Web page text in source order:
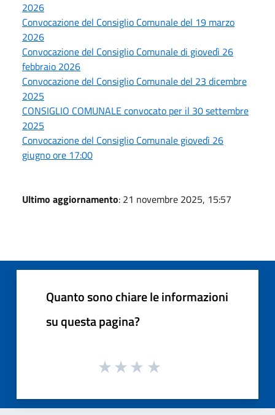
2026
Convocazione del Consiglio Comunale del 19 marzo
2026
Convocazione del Consiglio Comunale di giovedì 26
febbraio 2026
Convocazione del Consiglio Comunale del 23 dicembre
2025
CONSIGLIO COMUNALE convocato per il 30 settembre
2025
Convocazione del Consiglio Comunale giovedì 26
giugno ore 17:00
Ultimo aggiornamento: 21 novembre 2025, 15:57
Quanto sono chiare le informazioni
su questa pagina?